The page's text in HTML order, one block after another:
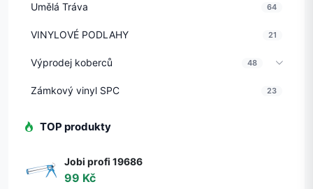
Umělá Tráva 64
VINYLOVÉ PODLAHY 21
Výprodej koberců 48
Zámkový vinyl SPC 23
TOP produkty
Jobi profi 19686
99 Kč